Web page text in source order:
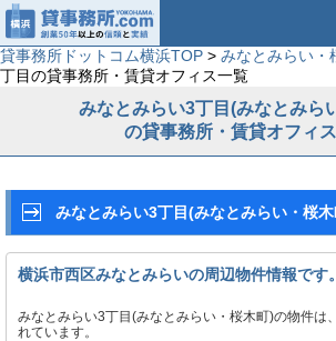
貸事務所ドットコム横浜TOP > みなとみらい・
丁目の貸事務所・賃貸オフィス一覧
みなとみらい3丁目(みなとみら
の貸事務所・賃貸オフィ
みなとみらい3丁目(みなとみらい・桜
横浜市西区みなとみらいの周辺物件情報です。
みなとみらい3丁目(みなとみらい・桜木町)の物件は、
れています。